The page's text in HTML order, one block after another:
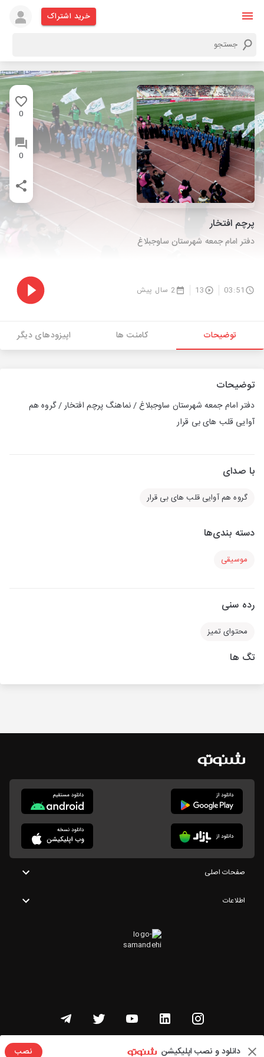
خرید اشتراک
0
0
پرچم افتخار
دفتر امام جمعه شهرستان ساوجبلاغ
03:51
13 2 سال پیش
توضیحات کامنت ها اپیزودهای دیگر
توضیحات
دفتر امام جمعه شهرستان ساوجبلاغ / نماهنگ پرچم افتخار / گروه هم
آوایی قلب های بی قرار
با صدای
گروه هم آوایی قلب های بی قرار
دسته بندی‌ها
موسیقی
رده سنی
محتوای تمیز
تگ ها
دانلود و نصب اپلیکیشن نصب
صفحات اصلی
اطلاعات
تمامی حقوق این وبسایت متعلق به شنوتو است